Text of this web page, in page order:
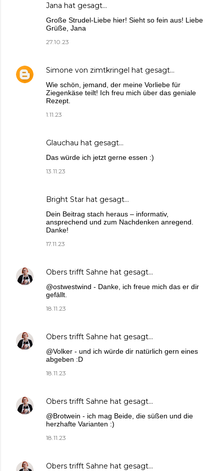
Jana hat gesagt…
Große Strudel-Liebe hier! Sieht so fein aus! Liebe
Grüße, Jana
27.10.23
Simone von zimtkringel hat gesagt…
Wie schön, jemand, der meine Vorliebe für
Ziegenkäse teilt! Ich freu mich über das geniale
Rezept.
1.11.23
Glauchau hat gesagt…
Das würde ich jetzt gerne essen :)
13.11.23
Bright Star hat gesagt…
Dein Beitrag stach heraus – informativ,
ansprechend und zum Nachdenken anregend.
Danke!
17.11.23
Obers trifft Sahne hat gesagt…
@ostwestwind - Danke, ich freue mich das er dir
gefällt.
18.11.23
Obers trifft Sahne hat gesagt…
@Volker - und ich würde dir natürlich gern eines
abgeben :D
18.11.23
Obers trifft Sahne hat gesagt…
@Brotwein - ich mag Beide, die süßen und die
herzhafte Varianten :)
18.11.23
Obers trifft Sahne hat gesagt…